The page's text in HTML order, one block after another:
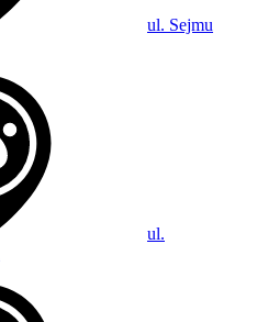
ul. Sejmu
ul.